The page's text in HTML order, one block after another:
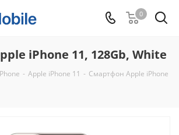
0
iPhone 11, 128Gb, White
- Apple iPhone 11 - Смартфон Apple iPhone